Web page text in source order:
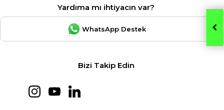
Yardıma mı ihtiyacın var?
WhatsApp Destek
Bizi Takip Edin